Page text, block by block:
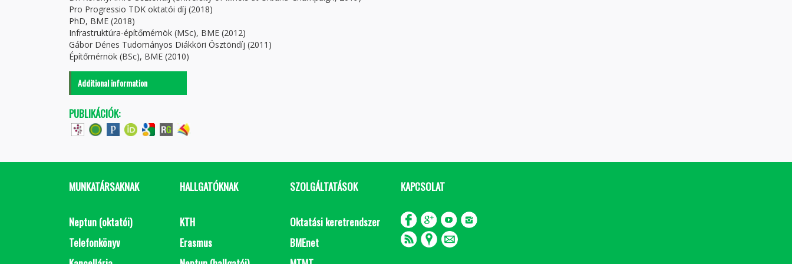
Pro Progressio TDK oktatói díj (2018)
PhD, BME (2018)
Infrastruktúra-építőmérnök (MSc), BME (2012)
Gábor Dénes Tudományos Diákköri Ösztöndíj (2011)
Építőmérnök (BSc), BME (2010)
Additional information
PUBLIKÁCIÓK:
MUNKATÁRSAKNAK
Neptun (oktatói)
Telefonkönyv
HALLGATÓKNAK
KTH
Erasmus
SZOLGÁLTATÁSOK
Oktatási keretrendszer
BMEnet
KAPCSOLAT